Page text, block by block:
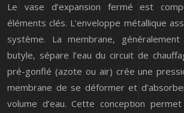
Le vase d’expansion fermé est
éléments clés. L’enveloppe métallique
système. La membrane,
butyle, sépare l’eau du circuit de
pré-gonflé (azote ou air) crée une
membrane de se déformer et
volume d’eau. Cette conception